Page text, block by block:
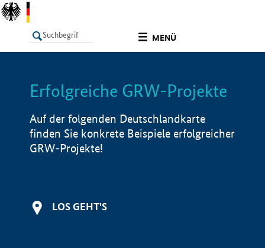
MENÜ
LISTE Info
Erfolgreiche GRW-Projekte
Auf der folgenden Deutschlandkarte
finden Sie konkrete Beispiele erfolgreicher
GRW-Projekte!
LOS GEHT'S